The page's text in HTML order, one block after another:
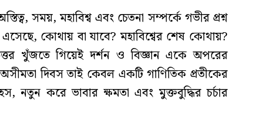
সময়, মহাবিশ্ব এবং চেতনা সম্পর্কে গভীর প্রশ্ন
কোথায় বা যাবে? মহাবিশ্বের শেষ কোথায়?
খুঁজতে গিয়েই দর্শন ও বিজ্ঞান একে অপরের
দিবস তাই কেবল একটি গাণিতিক প্রতীকের
নতুন করে ভাবার ক্ষমতা এবং মুক্তবুদ্ধির চর্চার